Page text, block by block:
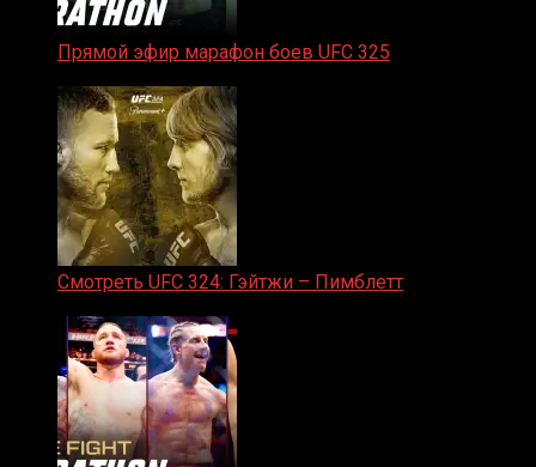
Прямой эфир марафон боев UFC 325
Смотреть UFC 324: Гэйтжи – Пимблетт